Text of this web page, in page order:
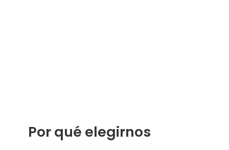
Por qué elegirnos